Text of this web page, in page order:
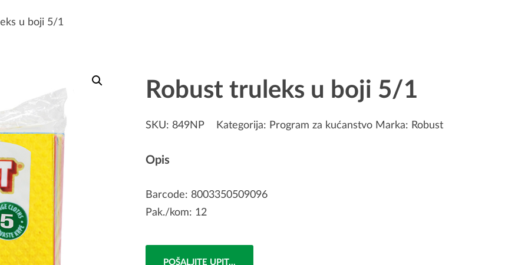
u boji 5/1
Robust truleks u boji 5/1
SKU: 849NP Kategorija: Program za kućanstvo Marka: Robust
Opis
Barcode: 8003350509096
Pak./kom: 12
POŠALJITE UPIT...